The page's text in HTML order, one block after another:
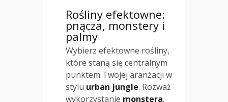
Rośliny efektowne:
pnącza, monstery i
palmy
Wybierz efektowne rośliny,
które staną się centralnym
punktem Twojej aranżacji w
stylu urban jungle. Rozważ
wykorzystanie monstera,